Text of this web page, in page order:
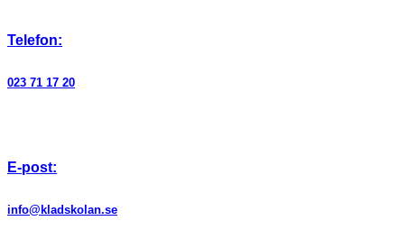
Telefon:
023 71 17 20
E-post:
info@kladskolan.se